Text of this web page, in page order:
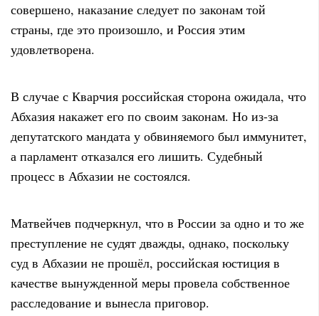
совершено, наказание следует по законам той
страны, где это произошло, и Россия этим
удовлетворена.
В случае с Кварчия российская сторона ожидала, что
Абхазия накажет его по своим законам. Но из-за
депутатского мандата у обвиняемого был иммунитет,
а парламент отказался его лишить. Судебный
процесс в Абхазии не состоялся.
Матвейчев подчеркнул, что в России за одно и то же
преступление не судят дважды, однако, поскольку
суд в Абхазии не прошёл, российская юстиция в
качестве вынужденной меры провела собственное
расследование и вынесла приговор.